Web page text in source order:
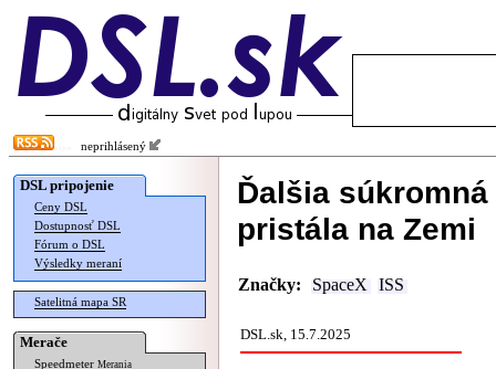
neprihlásený
DSL pripojenie
Ceny DSL
Dostupnosť DSL
Fórum o DSL
Výsledky meraní
Satelitná mapa SR
Merače
Speedmeter Merania
Ďalšia
pristála na Zemi
Značky: SpaceX ISS
DSL.sk, 15.7.2025